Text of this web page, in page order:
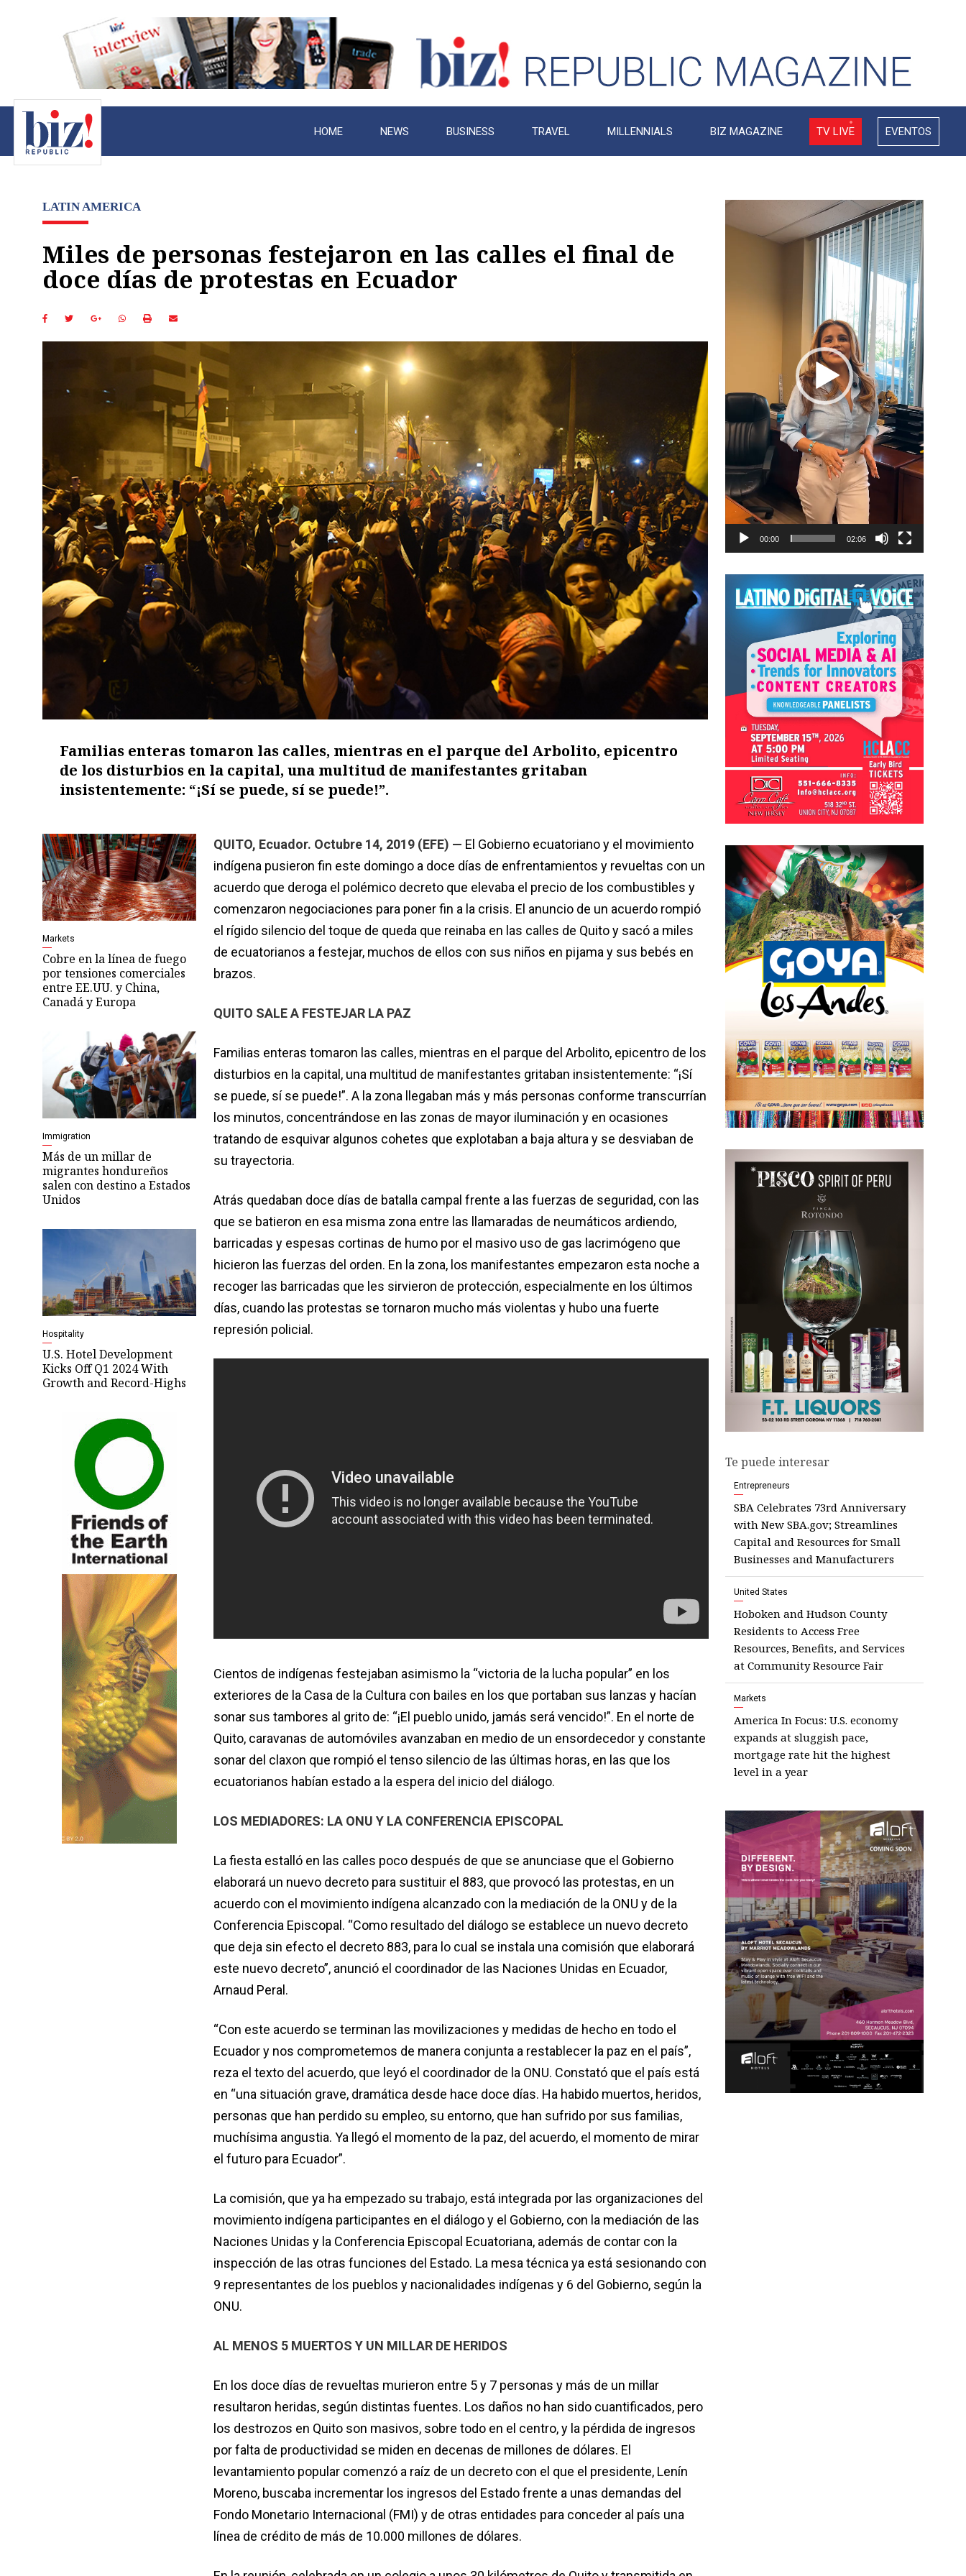
HOME NEWS BUSINESS TRAVEL MILLENNIALS BIZ MAGAZINE TV LIVE EVENTOS
LATIN AMERICA
Miles de personas festejaron en las calles el final de
doce días de protestas en Ecuador
Familias enteras tomaron las calles, mientras en el parque del Arbolito, epicentro
de los disturbios en la capital, una multitud de manifestantes gritaban
insistentemente: “¡Sí se puede, sí se puede!”.
Markets
Cobre en la línea de fuego
por tensiones comerciales
entre EE.UU. y China,
Canadá y Europa
Immigration
Más de un millar de
migrantes hondureños
salen con destino a Estados
Unidos
Hospitality
U.S. Hotel Development
Kicks Off Q1 2024 With
Growth and Record-Highs
QUITO, Ecuador. Octubre 14, 2019 (EFE) — El Gobierno ecuatoriano y el movimiento
indígena pusieron fin este domingo a doce días de enfrentamientos y revueltas con un
acuerdo que deroga el polémico decreto que elevaba el precio de los combustibles y
comenzaron negociaciones para poner fin a la crisis. El anuncio de un acuerdo rompió
el rígido silencio del toque de queda que reinaba en las calles de Quito y sacó a miles
de ecuatorianos a festejar, muchos de ellos con sus niños en pijama y sus bebés en
brazos.
QUITO SALE A FESTEJAR LA PAZ
Familias enteras tomaron las calles, mientras en el parque del Arbolito, epicentro de los
disturbios en la capital, una multitud de manifestantes gritaban insistentemente: “¡Sí
se puede, sí se puede!”. A la zona llegaban más y más personas conforme transcurrían
los minutos, concentrándose en las zonas de mayor iluminación y en ocasiones
tratando de esquivar algunos cohetes que explotaban a baja altura y se desviaban de
su trayectoria.
Atrás quedaban doce días de batalla campal frente a las fuerzas de seguridad, con las
que se batieron en esa misma zona entre las llamaradas de neumáticos ardiendo,
barricadas y espesas cortinas de humo por el masivo uso de gas lacrimógeno que
hicieron las fuerzas del orden. En la zona, los manifestantes empezaron esta noche a
recoger las barricadas que les sirvieron de protección, especialmente en los últimos
días, cuando las protestas se tornaron mucho más violentas y hubo una fuerte
represión policial.
Cientos de indígenas festejaban asimismo la “victoria de la lucha popular” en los
exteriores de la Casa de la Cultura con bailes en los que portaban sus lanzas y hacían
sonar sus tambores al grito de: “¡El pueblo unido, jamás será vencido!”. En el norte de
Quito, caravanas de automóviles avanzaban en medio de un ensordecedor y constante
sonar del claxon que rompió el tenso silencio de las últimas horas, en las que los
ecuatorianos habían estado a la espera del inicio del diálogo.
LOS MEDIADORES: LA ONU Y LA CONFERENCIA EPISCOPAL
La fiesta estalló en las calles poco después de que se anunciase que el Gobierno
elaborará un nuevo decreto para sustituir el 883, que provocó las protestas, en un
acuerdo con el movimiento indígena alcanzado con la mediación de la ONU y de la
Conferencia Episcopal. “Como resultado del diálogo se establece un nuevo decreto
que deja sin efecto el decreto 883, para lo cual se instala una comisión que elaborará
este nuevo decreto”, anunció el coordinador de las Naciones Unidas en Ecuador,
Arnaud Peral.
“Con este acuerdo se terminan las movilizaciones y medidas de hecho en todo el
Ecuador y nos comprometemos de manera conjunta a restablecer la paz en el país”,
reza el texto del acuerdo, que leyó el coordinador de la ONU. Constató que el país está
en “una situación grave, dramática desde hace doce días. Ha habido muertos, heridos,
personas que han perdido su empleo, su entorno, que han sufrido por sus familias,
muchísima angustia. Ya llegó el momento de la paz, del acuerdo, el momento de mirar
el futuro para Ecuador”.
La comisión, que ya ha empezado su trabajo, está integrada por las organizaciones del
movimiento indígena participantes en el diálogo y el Gobierno, con la mediación de las
Naciones Unidas y la Conferencia Episcopal Ecuatoriana, además de contar con la
inspección de las otras funciones del Estado. La mesa técnica ya está sesionando con
9 representantes de los pueblos y nacionalidades indígenas y 6 del Gobierno, según la
ONU.
AL MENOS 5 MUERTOS Y UN MILLAR DE HERIDOS
En los doce días de revueltas murieron entre 5 y 7 personas y más de un millar
resultaron heridas, según distintas fuentes. Los daños no han sido cuantificados, pero
los destrozos en Quito son masivos, sobre todo en el centro, y la pérdida de ingresos
por falta de productividad se miden en decenas de millones de dólares. El
levantamiento popular comenzó a raíz de un decreto con el que el presidente, Lenín
Moreno, buscaba incrementar los ingresos del Estado frente a unas demandas del
Fondo Monetario Internacional (FMI) y de otras entidades para conceder al país una
línea de crédito de más de 10.000 millones de dólares.
Video
Player
00:00 02:06
Te puede interesar
Entrepreneurs
SBA Celebrates 73rd Anniversary
with New SBA.gov; Streamlines
Capital and Resources for Small
Businesses and Manufacturers
United States
Hoboken and Hudson County
Residents to Access Free
Resources, Benefits, and Services
at Community Resource Fair
Markets
America In Focus: U.S. economy
expands at sluggish pace,
mortgage rate hit the highest
level in a year